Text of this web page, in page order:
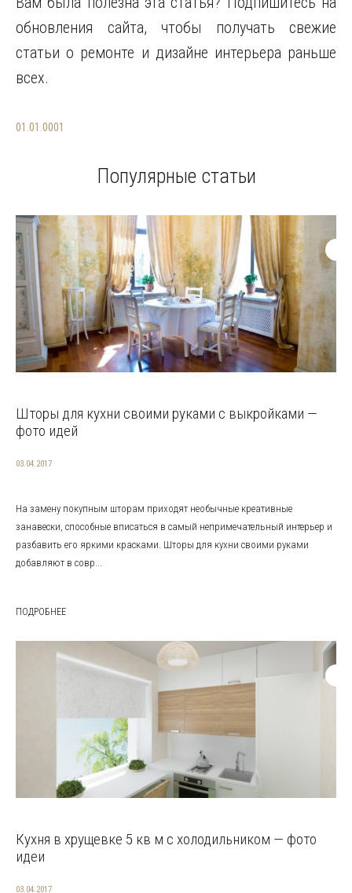
обновления сайта, чтобы получать свежие
статьи о ремонте и дизайне интерьера раньше
всех.
01.01.0001
Популярные статьи
Шторы для кухни своими руками с выкройками —
фото идей
03.04.2017
На замену покупным шторам приходят необычные креативные
занавески, способные вписаться в самый непримечательный интерьер и
разбавить его яркими красками. Шторы для кухни своими руками
добавляют в совр...
ПОДРОБНЕЕ
Кухня в хрущевке 5 кв м с холодильником — фото
идеи
03.04.2017